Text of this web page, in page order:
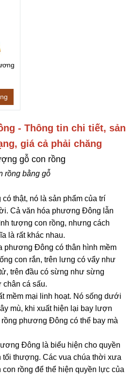
- Thông tin chi tiết, sản
giá cả phải chăng
gỗ con rồng
rồng bằng gỗ
thật, nó là sản phẩm của trí
Cả văn hóa phương Đông lẫn
tượng con rồng, nhưng cách
là rất khác nhau.
phương Đông có thân hình mềm
con rắn, trên lưng có vẩy như
trên đầu có sừng như sừng
cá sấu.
mềm mại linh hoạt. Nó sống dưới
mù, khi xuất hiện lại bay lượn
phương Đông có thể bay mà
Đông là biểu hiện cho quyền
tối thượng. Các vua chúa thời xưa
rồng để thể hiện quyền lực của